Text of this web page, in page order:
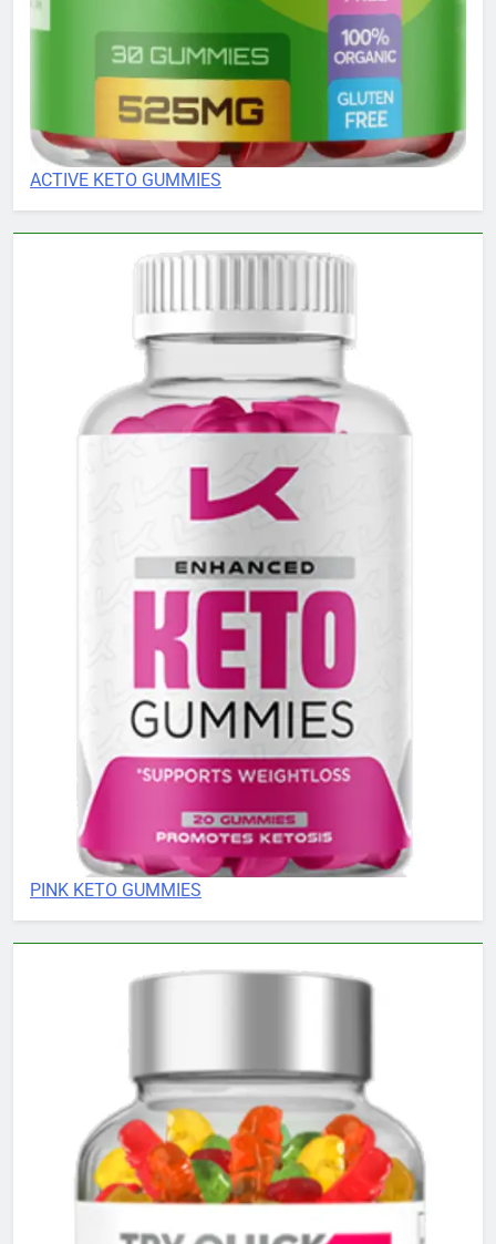
ACTIVE KETO GUMMIES
PINK KETO GUMMIES